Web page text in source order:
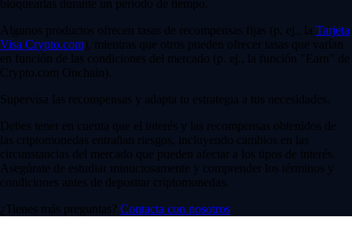
bloquearlas durante un periodo de tiempo.
Algunos productos ofrecen tasas de recompensas fijas (p. ej., la Tarjeta
Visa Crypto.com), mientras que otros pueden ofrecer tasas que varían
en función de las condiciones del mercado (p. ej., la función "Earn" de
Crypto.com Onchain).
Supervisa las recompensas y adapta tu estrategia a tus necesidades.
Debes tener en cuenta que el interés y las recompensas obtenidos de
las criptomonedas entrañan riesgos, incluyendo cambios en las
circunstancias del mercado que pueden afectar a los tipos de interés.
Asegúrate de estudiar minuciosamente y comprender los términos y
condiciones antes de depositar criptomonedas.
¿Tienes más preguntas? Contacta con nosotros